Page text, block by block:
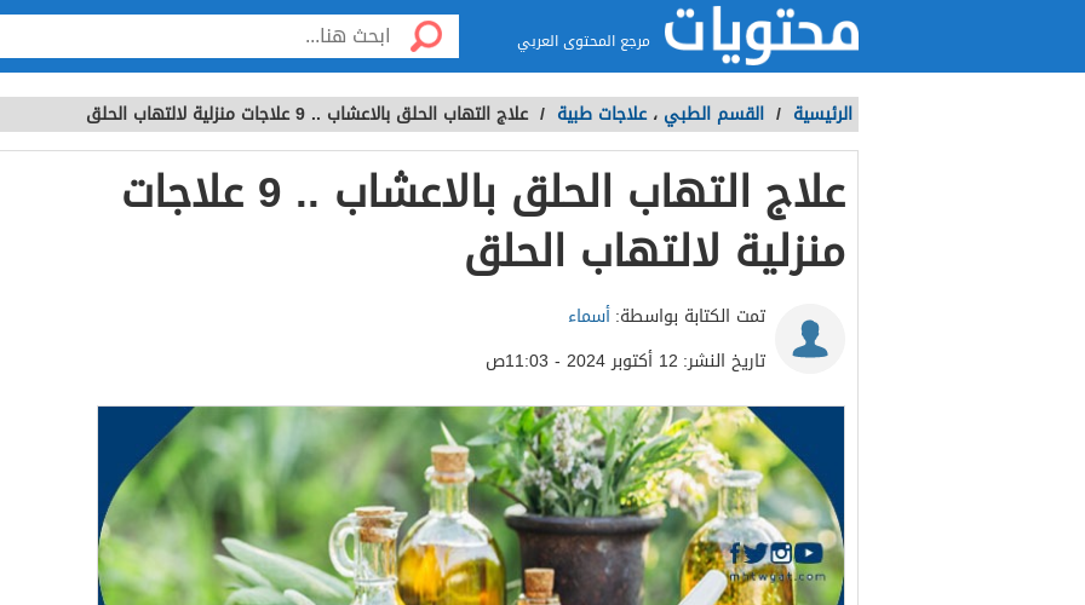
مرجع المحتوى العربي
الرئيسية / القسم الطبي ، علاجات طبية / علاج التهاب الحلق بالاعشاب .. 9 علاجات منزلية لالتهاب الحلق
علاج التهاب الحلق بالاعشاب .. 9 علاجات
منزلية لالتهاب الحلق
تمت الكتابة بواسطة:أسماء
تاريخ النشر: 12 أكتوبر 2024 - 11:03ص